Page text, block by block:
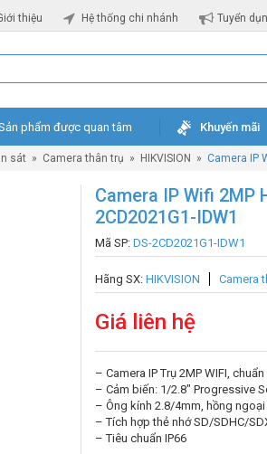
thiệu Hệ thống chi nhánh Tuyển
phẩm được quan tâm Khuyến mãi
sát » Camera thân trụ » HIKVISION » Camera IP
Camera IP Wifi 2MP
2CD2021G1-IDW1
Mã SP: DS-2CD2021G1-IDW1
Hãng SX: HIKVISION Camera
Giá liên hệ
– Camera IP Trụ 2MP WIFI,
– Cảm biến: 1/2.8″ Progressive
– Ông kính 2.8/4mm, hồng ngoại
– Tích hợp thẻ nhớ SD/SDHC/
– Tiêu chuẩn IP66